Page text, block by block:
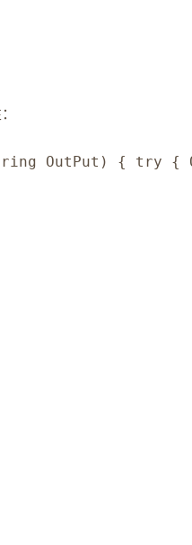
OutPut) { try {